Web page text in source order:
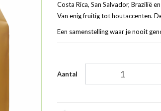
Costa Rica, San Salvador, Brazilië
Van enig fruitig tot houtaccenten.
Een samenstelling waar je nooit
Aantal